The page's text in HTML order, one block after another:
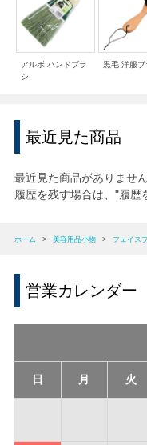
アルボ ハンドブラ
シ
黒毛 洋服ブ
最近見た商品
最近見た商品がありません
履歴を残す場合は、"履歴
ホーム > 美容用品小物 > フェイス
営業カレンダー
日 月 火